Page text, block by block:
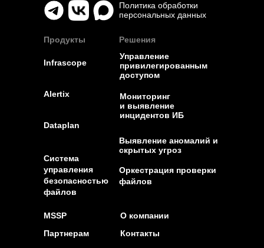
Infrascope
Alertix
Dataplan
Система
управления
безопасностью
файлов
Продукты
Мониторинг
и выявление
инцидентов ИБ
Управление
привилегированным
доступом
Выявление аномалий и
скрытых угроз
Оркестрация проверки
файлов
Решения
Политика обработки
персональных данных
О компании
MSSP
Партнерам
Контакты